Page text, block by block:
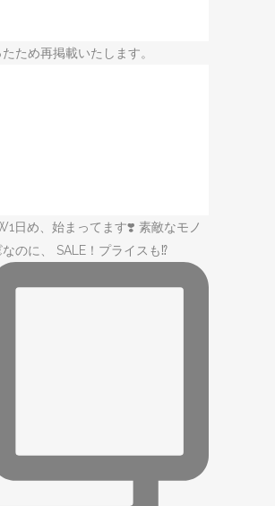
ため再掲載いたします。
日め、始まってます❣️ 素敵なモノ
のに、 SALE！プライスも⁉️